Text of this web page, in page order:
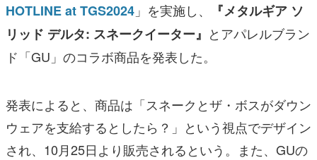
電ファミニコゲーマーとは？
運営：株式会社マレ
HOTLINE at TGS2024 」を実施し、
『メタルギア ソ
リッド デルタ: スネークイーター』 とアパレルブラン
ド「GU」のコラボ商品を発表した。
発表によると、商品は「スネークとザ・ボスがダウン
ウェアを支給するとしたら？」という視点でデザイン
され、10月25日より販売されるという。また、GUの